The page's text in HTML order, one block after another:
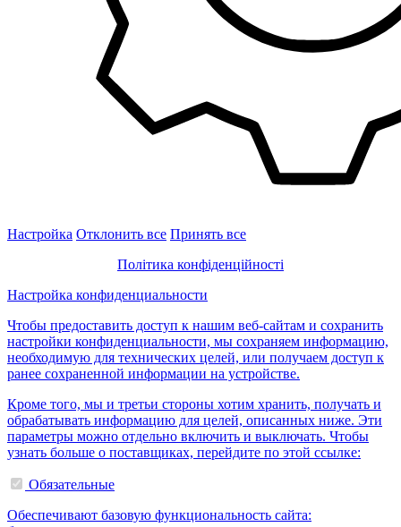
Настройка Отклонить все Принять все
Політика конфіденційності
Настройка конфиденциальности
Чтобы предоставить доступ к нашим веб-сайтам и сохранить
настройки конфиденциальности, мы сохраняем информацию,
необходимую для технических целей, или получаем доступ к
ранее сохраненной информации на устройстве.
Кроме того, мы и третьи стороны хотим хранить, получать и
обрабатывать информацию для целей, описанных ниже. Эти
параметры можно отдельно включить и выключать. Чтобы
узнать больше о поставщиках, перейдите по этой ссылке:
Обязательные
Обеспечивают базовую функциональность сайта: